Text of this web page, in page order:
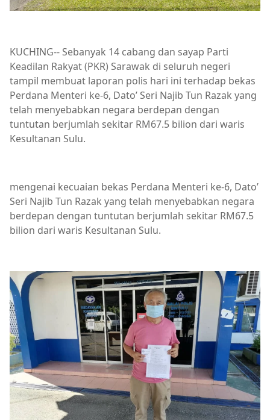
KUCHING-- Sebanyak 14 cabang dan sayap Parti
Keadilan Rakyat (PKR) Sarawak di seluruh negeri
tampil membuat laporan polis hari ini terhadap bekas
Perdana Menteri ke-6, Dato’ Seri Najib Tun Razak yang
telah menyebabkan negara berdepan dengan
tuntutan berjumlah sekitar RM67.5 bilion dari waris
Kesultanan Sulu.
mengenai kecuaian bekas Perdana Menteri ke-6, Dato’
Seri Najib Tun Razak yang telah menyebabkan negara
berdepan dengan tuntutan berjumlah sekitar RM67.5
bilion dari waris Kesultanan Sulu.